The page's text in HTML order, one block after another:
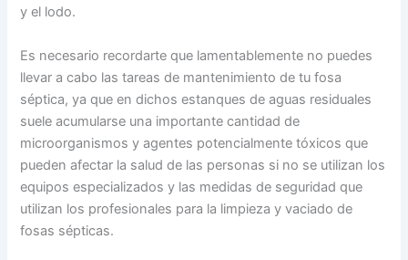
y el lodo.
Es necesario recordarte que lamentablemente no puedes
llevar a cabo las tareas de mantenimiento de tu fosa
séptica, ya que en dichos estanques de aguas residuales
suele acumularse una importante cantidad de
microorganismos y agentes potencialmente tóxicos que
pueden afectar la salud de las personas si no se utilizan los
equipos especializados y las medidas de seguridad que
utilizan los profesionales para la limpieza y vaciado de
fosas sépticas.